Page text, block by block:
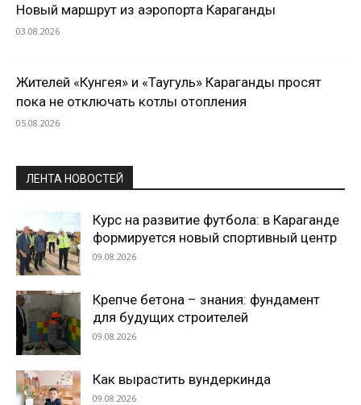
Новый маршрут из аэропорта Караганды
03.08.2026
Жителей «Кунгея» и «Таугуль» Караганды просят
пока не отключать котлы отопления
05.08.2026
ЛЕНТА НОВОСТЕЙ
Курс на развитие футбола: в Караганде
формируется новый спортивный центр
09.08.2026
Крепче бетона – знания: фундамент
для будущих строителей
09.08.2026
Как вырастить вундеркинда
09.08.2026